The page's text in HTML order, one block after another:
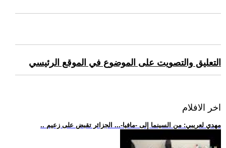
التعليق والتصويت على الموضوع في الموقع الرئيسي
اخر الافلام
.. مهدي لعريبي: من السينما إلى -مافيا-... الجزائر تقبض على زعيم